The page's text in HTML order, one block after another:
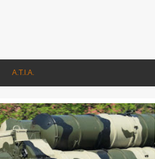
Α.Τ.Ι.Α.